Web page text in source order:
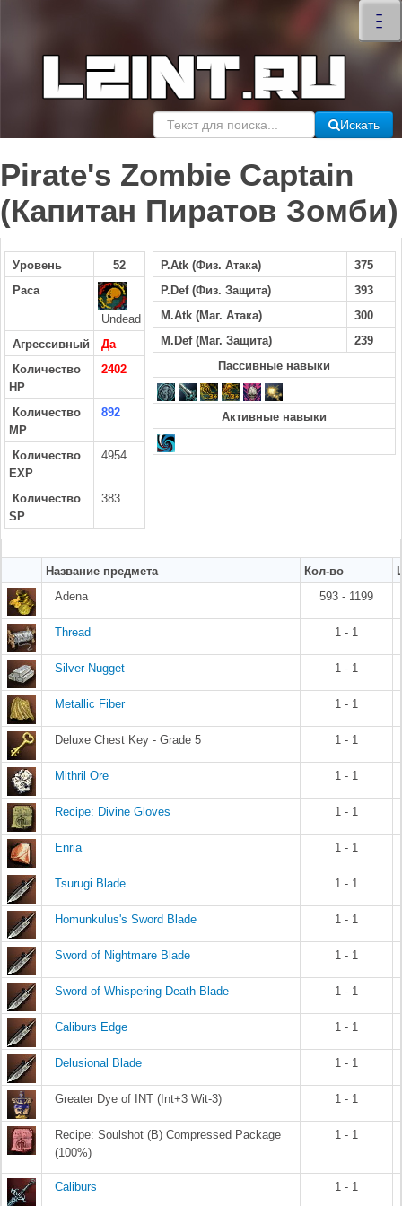
–
–
–
×
Искать
Pirate's Zombie Captain
(Капитан Пиратов Зомби)
Уровень
52
Раса
Undead
Агрессивный
Да
Количество
HP
2402
Количество
MP
892
Количество
EXP
4954
Количество
SP
383
P.Atk (Физ. Атака)
375
P.Def (Физ. Защита)
393
M.Atk (Маг. Атака)
300
M.Def (Маг. Защита)
239
Пассивные навыки
Активные навыки
Название предмета Кол-во
Adena
593 - 1199
Thread 1 - 1
Silver Nugget 1 - 1
Metallic Fiber 1 - 1
Deluxe Chest Key - Grade 5 1 - 1
Mithril Ore 1 - 1
Recipe: Divine Gloves 1 - 1
Enria 1 - 1
Tsurugi Blade 1 - 1
Homunkulus's Sword Blade 1 - 1
Sword of Nightmare Blade 1 - 1
Sword of Whispering Death Blade 1 - 1
Caliburs Edge 1 - 1
Delusional Blade 1 - 1
Greater Dye of INT (Int+3 Wit-3) 1 - 1
Recipe: Soulshot (B) Compressed Package
(100%)
1 - 1
Caliburs 1 - 1